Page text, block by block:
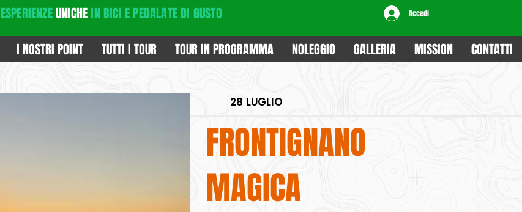
ESPERIENZEUNICHEIN BICI E PEDALATE DI GUSTO Accedi
I NOSTRI POINT TUTTI I TOUR TOUR IN PROGRAMMA NOLEGGIO GALLERIA MISSION CONTATTI
28 LUGLIO
FRONTIGNANO
MAGICA